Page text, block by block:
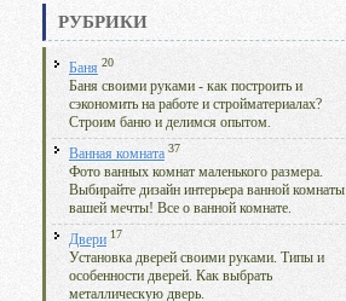
РУБРИКИ
Баня 20
Баня своими руками - как построить и
сэкономить на работе и стройматериалах?
Строим баню и делимся опытом.
Ванная комната 37
Фото ванных комнат маленького размера.
Выбирайте дизайн интерьера ванной комнаты
вашей мечты! Все о ванной комнате.
Двери 17
Установка дверей своими руками. Типы и
особенности дверей. Как выбрать
металлическую дверь.